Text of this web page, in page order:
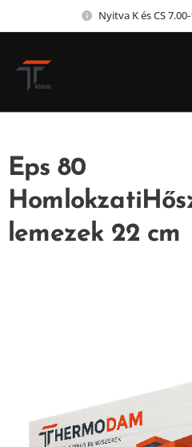
Nyitva K és CS
Eps 80
lemezek 22 cm